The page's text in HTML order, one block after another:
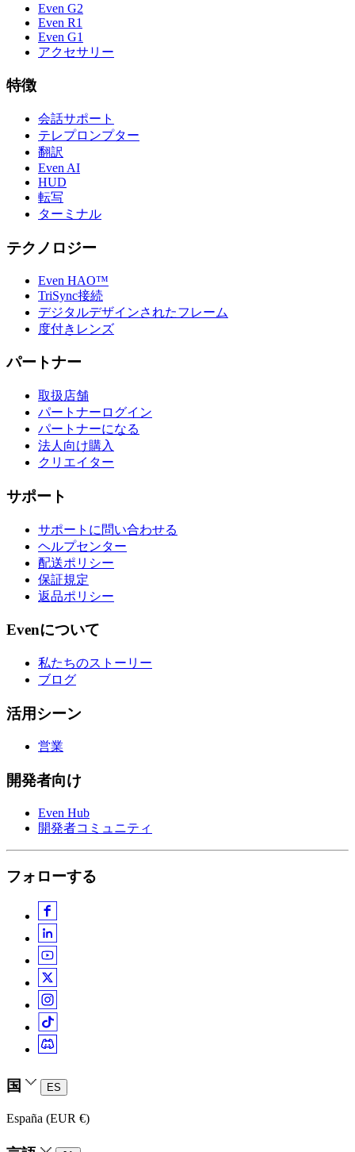
Even G2
Even R1
Even G1
アクセサリー
特徴
会話サポート
テレプロンプター
翻訳
Even AI
HUD
転写
ターミナル
テクノロジー
Even HAO™
TriSync接続
デジタルデザインされたフレーム
度付きレンズ
パートナー
取扱店舗
パートナーログイン
パートナーになる
法人向け購入
クリエイター
サポート
サポートに問い合わせる
ヘルプセンター
配送ポリシー
保証規定
返品ポリシー
Evenについて
私たちのストーリー
ブログ
活用シーン
営業
開発者向け
Even Hub
開発者コミュニティ
フォローする
国 ES
España (EUR €)